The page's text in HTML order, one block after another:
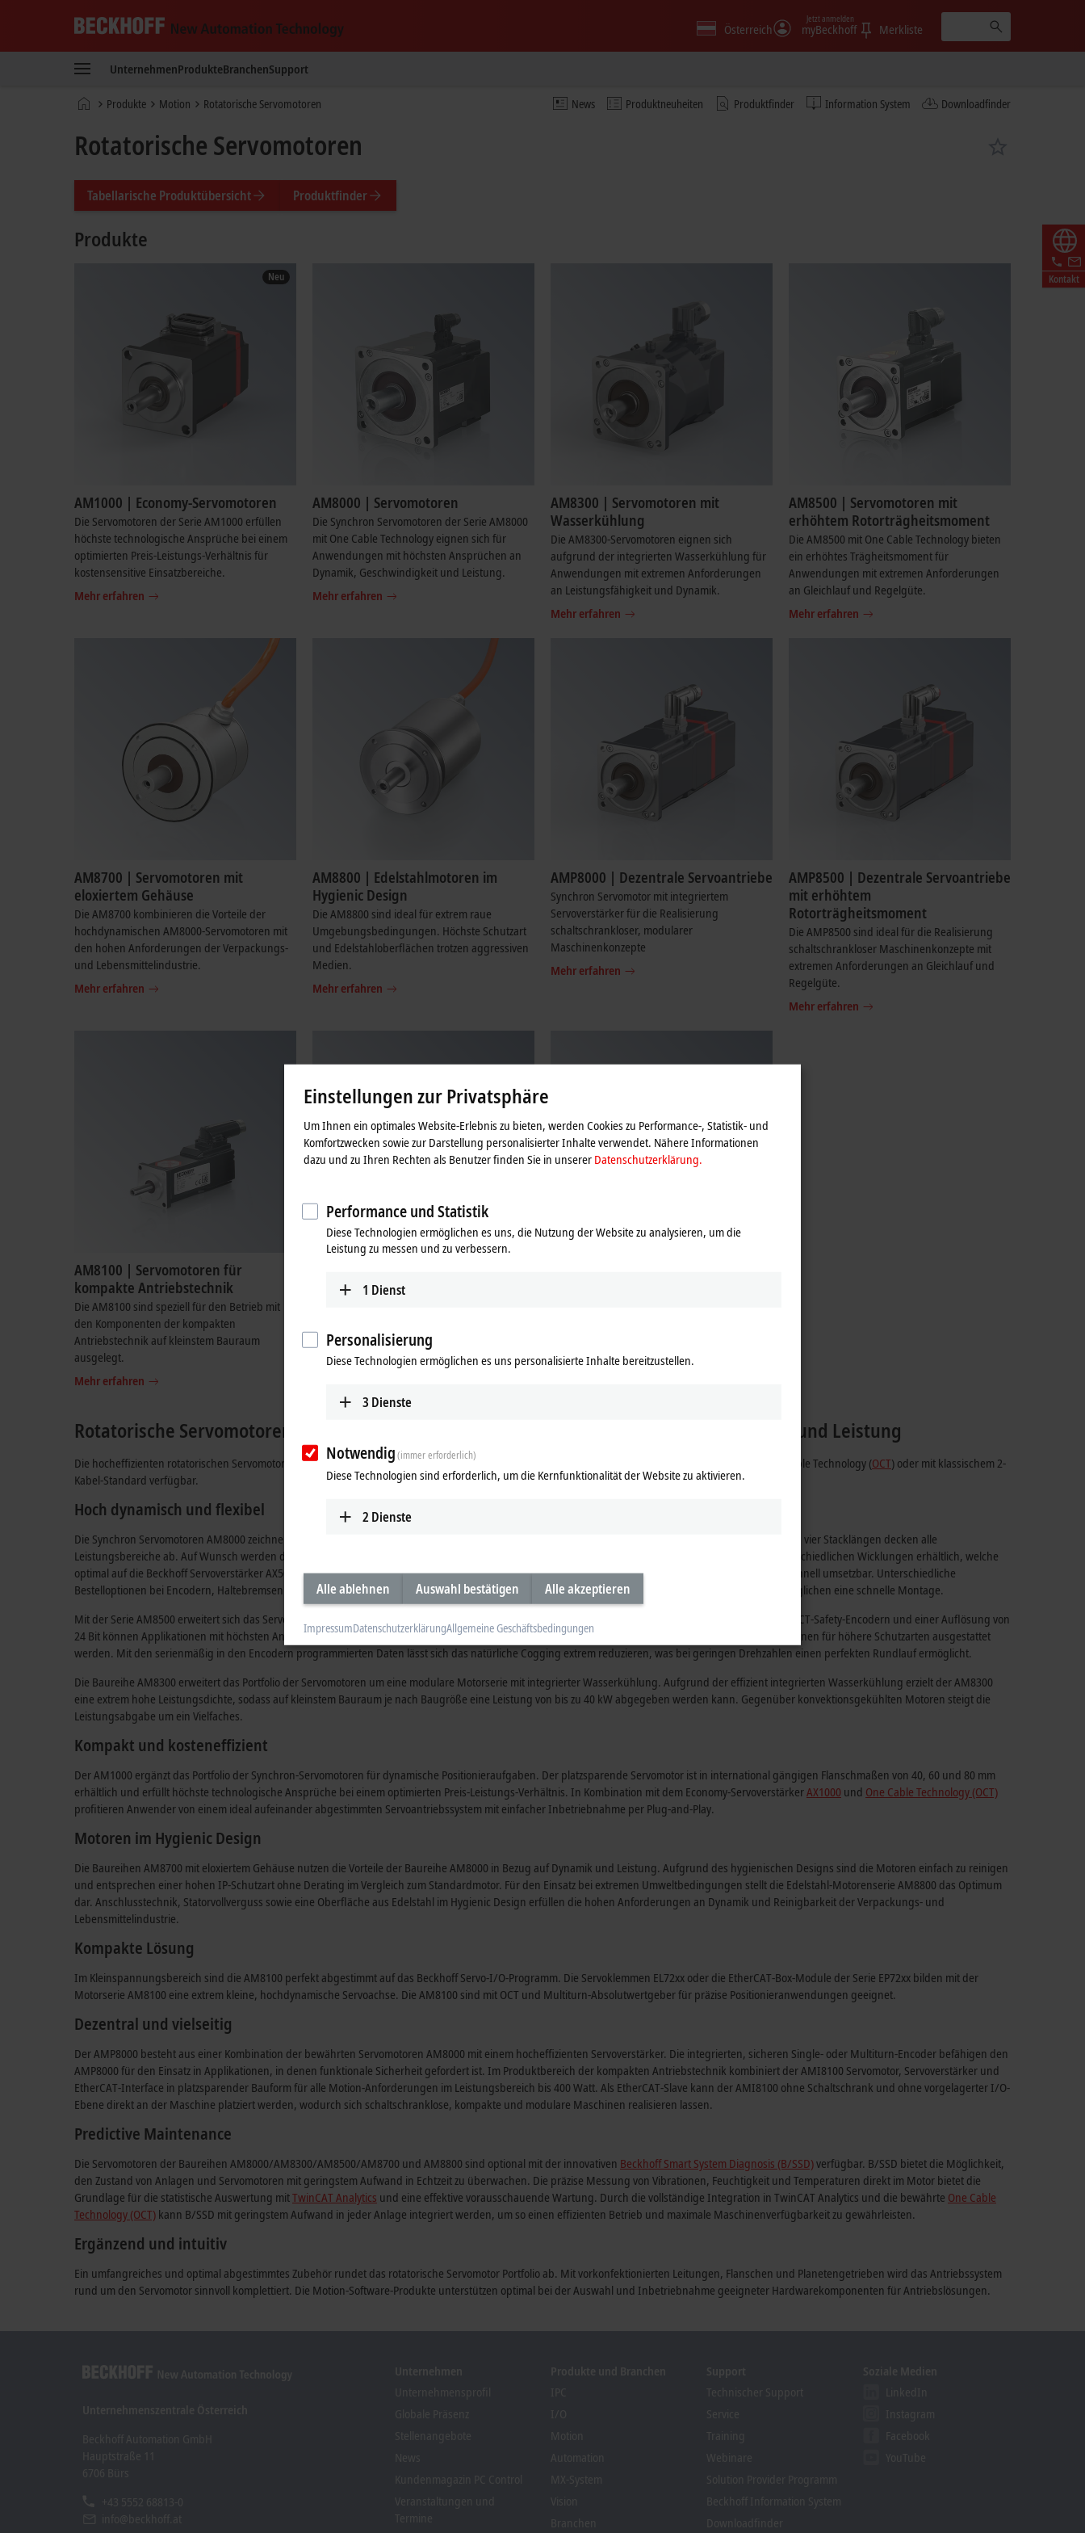
New
Technology
Österreich myBeckhoff
Jetzt anmelden
Merkliste
UnternehmenProdukteBranchenSupport
News Produktneuheiten Produktfinder Information System Downloadfinder
StartseiteProdukte Motion Rotatorische Servomotoren
Kontakt
Rotatorische Servomotoren
Tabellarische Produktübersicht Produktfinder
Produkte
Neu
AM1000 | Economy-Servomotoren
Die Servomotoren der Serie AM1000 erfüllen
höchste technologische Ansprüche bei einem
optimierten Preis-Leistungs-Verhältnis für
kostensensitive Einsatzbereiche.
Mehr erfahren
AM8000 | Servomotoren
Die Synchron Servomotoren der Serie AM8000
mit One Cable Technology eignen sich für
Anwendungen mit höchsten Ansprüchen an
Dynamik, Geschwindigkeit und Leistung.
Mehr erfahren
AM8300 | Servomotoren mit
Wasserkühlung
Die AM8300-Servomotoren eignen sich
aufgrund der integrierten Wasserkühlung für
Anwendungen mit extremen Anforderungen
an Leistungsfähigkeit und Dynamik.
Mehr erfahren
AM8500 | Servomotoren mit
erhöhtem Rotorträgheitsmoment
Die AM8500 mit One Cable Technology bieten
ein erhöhtes Trägheitsmoment für
Anwendungen mit extremen Anforderungen
an Gleichlauf und Regelgüte.
Mehr erfahren
AM8700 | Servomotoren mit
eloxiertem Gehäuse
Die AM8700 kombinieren die Vorteile der
hochdynamischen AM8000-Servomotoren mit
den hohen Anforderungen der Verpackungs-
und Lebensmittelindustrie.
Mehr erfahren
AM8800 | Edelstahlmotoren im
Hygienic Design
Die AM8800 sind ideal für extrem raue
Umgebungsbedingungen. Höchste Schutzart
und Edelstahloberflächen trotzen aggressiven
Medien.
Mehr erfahren
AMP8000 | Dezentrale Servoantriebe
Synchron Servomotor mit integriertem
Servoverstärker für die Realisierung
schaltschrankloser, modularer
Maschinenkonzepte
Mehr erfahren
AMP8500 | Dezentrale Servoantriebe
mit erhöhtem
Rotorträgheitsmoment
Die AMP8500 sind ideal für die Realisierung
schaltschrankloser Maschinenkonzepte mit
extremen Anforderungen an Gleichlauf und
Regelgüte.
Mehr erfahren
AM8100 | Servomotoren für
kompakte Antriebstechnik
Die AM8100 sind speziell für den Betrieb mit
den Komponenten der kompakten
Antriebstechnik auf kleinstem Bauraum
ausgelegt.
Mehr erfahren
Servoantriebe
schaltschrankloser Maschinenkonzepte im
Kleinspannungsbereich.
Mehr erfahren
Rotatorische Servomotoren für Positionieraufgaben mit höchsten Ansprüchen an Dynamik und Leistung
Die hocheffizienten rotatorischen Servomotoren bieten für jeden Anwendungsfall die perfekte Lösung. Die Motoren sind wahlweise mit innovativer One Cable Technology (OCT) oder mit klassischem 2-
Kabel-Standard verfügbar.
Hoch dynamisch und flexibel
Die Synchron Servomotoren AM8000 zeichnen sich durch hohe Dynamik, Energieeffizienz und reduzierte Life-Cycle-Costs aus. Sieben Baugrößen und bis zu vier Stacklängen decken alle
Leistungsbereiche ab. Auf Wunsch werden die AM8000-Motoren auch mit Fremdkühlung zur Leistungssteigerung angeboten. Die Motoren sind mit unterschiedlichen Wicklungen erhältlich, welche
optimal auf die Beckhoff Servoverstärker AX5000/AX8000 abgestimmt sind. Durch das ausgeklügelte Baukastensystem sind mechanische Anpassungen schnell umsetzbar. Unterschiedliche
Bestelloptionen bei Encodern, Haltebremsen und Anschlussmöglichkeiten lassen keine Wünsche offen. Kreuzprofile und drehbare Speedtec-Stecker ermöglichen eine schnelle Montage.
Mit der Serie AM8500 erweitert sich das Servomotoren-Programm um eine komplette Baureihe mit erhöhtem Rotorträgheitsmoment. Mit den integrierten OCT-Safety-Encodern und einer Auflösung von
24 Bit können Applikationen mit höchsten Anforderungen an Präzision und Gleichlauf realisiert werden. Je nach Bedarf können die Motoren mit Zusatzoptionen für höhere Schutzarten ausgestattet
werden. Mit den serienmäßig in den Encodern programmierten Daten lässt sich das natürliche Cogging extrem reduzieren, was bei geringen Drehzahlen einen perfekten Rundlauf ermöglicht.
Die Baureihe AM8300 erweitert das Portfolio der Servomotoren um eine modulare Motorserie mit integrierter Wasserkühlung. Aufgrund der effizient integrierten Wasserkühlung erzielt der AM8300
eine extrem hohe Leistungsdichte, sodass auf kleinstem Bauraum je nach Baugröße eine Leistung von bis zu 40 kW abgegeben werden kann. Gegenüber konvektionsgekühlten Motoren steigt die
Leistungsabgabe um ein Vielfaches.
Kompakt und kosteneffizient
Der AM1000 ergänzt das Portfolio der Synchron-Servomotoren für dynamische Positionieraufgaben. Der platzsparende Servomotor ist in international gängigen Flanschmaßen von 40, 60 und 80 mm
erhältlich und erfüllt höchste technologische Ansprüche bei einem optimierten Preis-Leistungs-Verhältnis. In Kombination mit dem Economy-ServoverstärkerAX1000 und One Cable Technology (OCT)
profitieren Anwender von einem ideal aufeinander abgestimmten Servoantriebssystem mit einfacher Inbetriebnahme per Plug-and-Play.
Motoren im Hygienic Design
Die Baureihen AM8700 mit eloxiertem Gehäuse nutzen die Vorteile der Baureihe AM8000 in Bezug auf Dynamik und Leistung. Aufgrund des hygienischen Designs sind die Motoren einfach zu reinigen
und entsprechen einer hohen IP-Schutzart ohne Derating im Vergleich zum Standardmotor. Für den Einsatz bei extremen Umweltbedingungen stellt die Edelstahl-Motorenserie AM8800 das Optimum
dar. Anschlusstechnik, Statorvollverguss sowie eine Oberfläche aus Edelstahl im Hygienic Design erfüllen die hohen Anforderungen an Dynamik und Reinigbarkeit der Verpackungs- und
Lebensmittelindustrie.
Kompakte Lösung
Im Kleinspannungsbereich sind die AM8100 perfekt abgestimmt auf das Beckhoff Servo-I/O-Programm. Die Servoklemmen EL72xx oder die EtherCAT-Box-Module der Serie EP72xx bilden mit der
Motorserie AM8100 eine extrem kleine, hochdynamische Servoachse. Die AM8100 sind mit OCT und Multiturn-Absolutwertgeber für präzise Positionieranwendungen geeignet.
Dezentral und vielseitig
Der AMP8000 besteht aus einer Kombination der bewährten Servomotoren AM8000 mit einem hocheffizienten Servoverstärker. Die integrierten, sicheren Single- oder Multiturn-Encoder befähigen den
AMP8000 für den Einsatz in Applikationen, in denen funktionale Sicherheit gefordert ist. Im Produktbereich der kompakten Antriebstechnik kombiniert der AMI8100 Servomotor, Servoverstärker und
EtherCAT-Interface in platzsparender Bauform für alle Motion-Anforderungen im Leistungsbereich bis 400 Watt. Als EtherCAT-Slave kann der AMI8100 ohne Schaltschrank und ohne vorgelagerter I/O-
Ebene direkt an der Maschine platziert werden, wodurch sich schaltschranklose, kompakte und modulare Maschinen realisieren lassen.
Predictive Maintenance
Die Servomotoren der Baureihen AM8000/AM8300/AM8500/AM8700 und AM8800 sind optional mit der innovativen Beckhoff Smart System Diagnosis (B/SSD)verfügbar. B/SSD bietet die Möglichkeit,
den Zustand von Anlagen und Servomotoren mit geringstem Aufwand in Echtzeit zu überwachen. Die präzise Messung von Vibrationen, Feuchtigkeit und Temperaturen direkt im Motor bietet die
Grundlage für die statistische Auswertung mitTwinCAT Analytics und eine effektive vorausschauende Wartung. Durch die vollständige Integration in TwinCAT Analytics und die bewährte One Cable
Technology (OCT) kann B/SSD mit geringstem Aufwand in jeder Anlage integriert werden, um so einen effizienten Betrieb und maximale Maschinenverfügbarkeit zu gewährleisten.
Ergänzend und intuitiv
Ein umfangreiches und optimal abgestimmtes Zubehör rundet das rotatorische Servomotor Portfolio ab. Mit vorkonfektionierten Leitungen, Flanschen und Planetengetrieben wird das Antriebssystem
rund um den Servomotor sinnvoll komplettiert. Die Motion-Software-Produkte unterstützen optimal bei der Auswahl und Inbetriebnahme geeigneter Hardwarekomponenten für Antriebslösungen.
Einstellungen zur Privatsphäre
Um Ihnen ein optimales Website-Erlebnis zu bieten, werden Cookies zu Performance-, Statistik- und
Komfortzwecken sowie zur Darstellung personalisierter Inhalte verwendet. Nähere Informationen
dazu und zu Ihren Rechten als Benutzer finden Sie in unserer Datenschutzerklärung.
Performance und Statistik
Diese Technologien ermöglichen es uns, die Nutzung der Website zu analysieren, um die
Leistung zu messen und zu verbessern.
1 Dienst
Personalisierung
Diese Technologien ermöglichen es uns personalisierte Inhalte bereitzustellen.
3 Dienste
Notwendig(immer erforderlich)
Diese Technologien sind erforderlich, um die Kernfunktionalität der Website zu aktivieren.
2 Dienste
Alle ablehnen Auswahl bestätigen Alle akzeptieren
ImpressumDatenschutzerklärungAllgemeine Geschäftsbedingungen